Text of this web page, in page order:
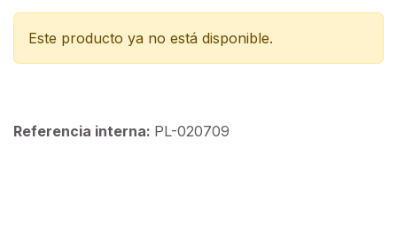
Este producto ya no está disponible.
Referencia interna: PL-020709